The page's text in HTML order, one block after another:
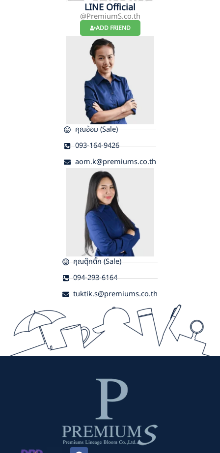
LINE Official
@PremiumS.co.th
ADD FRIEND
คุณอ้อม (Sale)
093-164-9426
aom.k@premiums.co.th
คุณตุ๊กติ๊ก (Sale)
094-293-6164
tuktik.s@premiums.co.th